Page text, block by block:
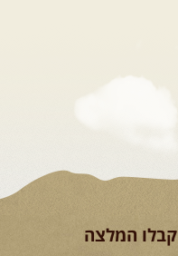
קבלו המלצה